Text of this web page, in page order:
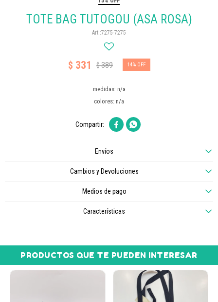
TOTE BAG TUTOGOU (ASA ROSA)
7275-7275
$ 331 $389 14
medidas: n/a
colores: n/a
 
Envíos
Cambios y Devoluciones
Medios de pago
Características
PRODUCTOS QUE TE PUEDEN INTERESAR